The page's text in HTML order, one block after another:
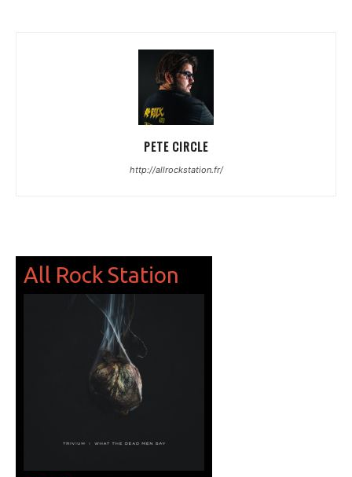
PETE CIRCLE
http://allrockstation.fr/